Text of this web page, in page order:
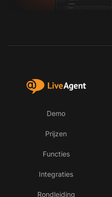
Demo
Prijzen
Functies
Integraties
Rondleiding